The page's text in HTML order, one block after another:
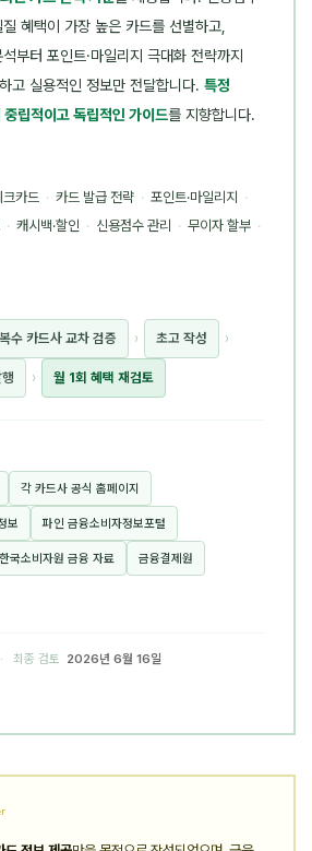
혜택이 가장 높은 카드를 선별하고,
부터 포인트·마일리지 극대화 전략까지
고 실용적인 정보만 전달합니다. 특정
중립적이고 독립적인 가이드를 지향합니다.
크카드 · 카드 발급 전략 · 포인트·마일리지 ·
· 캐시백·할인 · 신용점수 관리 · 무이자 할부 ·
복수 카드사 교차 검증 › 초고 작성 ›
› 월 1회 혜택 재검토
각 카드사 공식 홈페이지
보 파인 금융소비자정보포털
한국소비자원 금융 자료 금융결제원
최종 검토
2026년 6월 16일